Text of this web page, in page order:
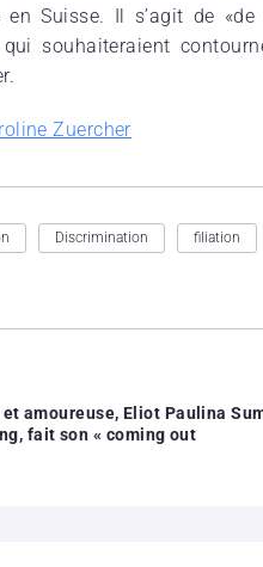
en Suisse. Il s’agit de
qui souhaiteraient
Zuercher
Discrimination filiation
et amoureuse, Eliot Paulina
fait son « coming out